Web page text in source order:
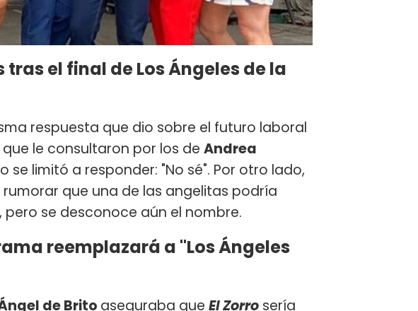
el final de Los Ángeles de la
respuesta que dio sobre el futuro laboral
le consultaron por los de Andrea
se limitó a responder: "No sé". Por otro lado,
que una de las angelitas podría
, pero se desconoce aún el nombre.
reemplazará a "Los Ángeles
de Brito aseguraba que El Zorro sería